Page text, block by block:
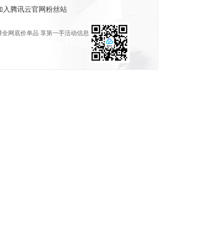
入腾讯云官网粉丝站
全网底价单品 享第一手活动信息